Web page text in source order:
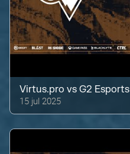
Virtus.pro vsG2 Esports
15 jul 2025